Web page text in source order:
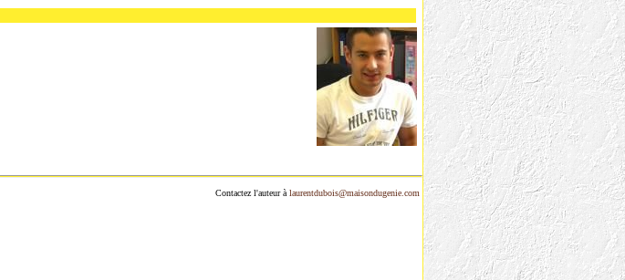
Contactez l'auteur à laurentdubois@maisondugenie.com